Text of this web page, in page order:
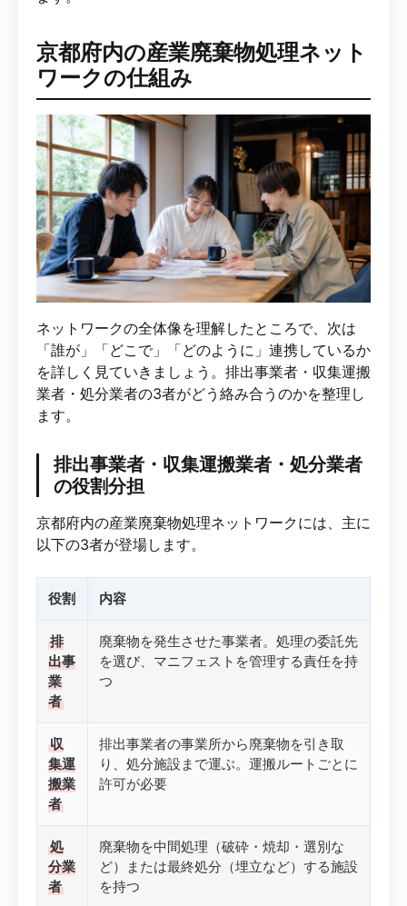
京都府内の産業廃棄物処理ネット
ワークの仕組み
ネットワークの全体像を理解したところで、次は
「誰が」「どこで」「どのように」連携しているか
を詳しく見ていきましょう。排出事業者・収集運搬
業者・処分業者の3者がどう絡み合うのかを整理し
ます。
排出事業者・収集運搬業者・処分業者
の役割分担
京都府内の産業廃棄物処理ネットワークには、主に
以下の3者が登場します。
役割 内容
排
出事
業
者
廃棄物を発生させた事業者。処理の委託先
を選び、マニフェストを管理する責任を持
つ
収
集運
搬業
者
排出事業者の事業所から廃棄物を引き取
り、処分施設まで運ぶ。運搬ルートごとに
許可が必要
処
分業
者
廃棄物を中間処理（破砕・焼却・選別な
ど）または最終処分（埋立など）する施設
を持つ